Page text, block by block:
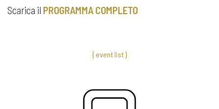
Scarica il PROGRAMMA COMPLETO
{ event list }